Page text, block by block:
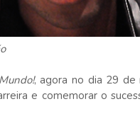
, agora no dia 29 de
e comemorar o